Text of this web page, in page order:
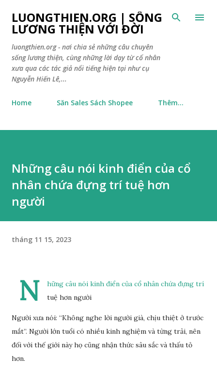
Chuyển đến nội dung chính
LUONGTHIEN.ORG | SỐNG
LƯƠNG THIỆN VỚI ĐỜI
luongthien.org - nơi chia sẻ những câu chuyên
sống lương thiện, cùng những lời dạy từ cổ nhân
xưa qua các tác giả nổi tiếng hiện tại như cụ
Nguyễn Hiến Lê,...
Home Săn Sales Sách Shopee Thêm…
Những câu nói kinh điển của cổ
nhân chứa đựng trí tuệ hơn
người
tháng 11 15, 2023
N
hững câu nói kinh điển của cổ nhân chứa đựng trí
tuệ hơn người
Người xưa nói: “Không nghe lời người già, chịu thiệt ở trước
mắt”. Người lớn tuổi có nhiều kinh nghiệm và từng trải, nên
đối với thế giới này họ cũng nhận thức sâu sắc và thấu tỏ
hơn.